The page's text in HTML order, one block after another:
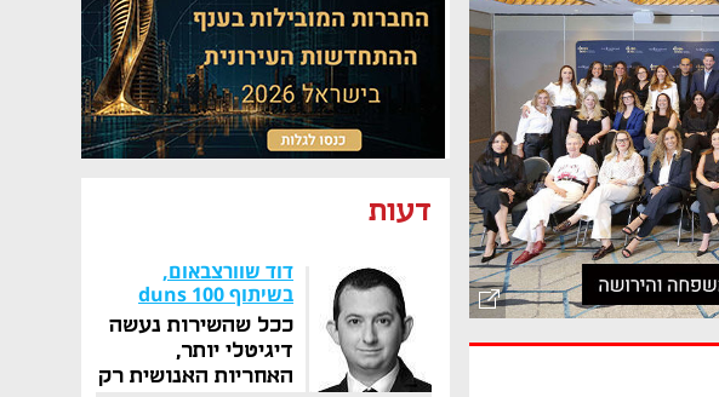
דעות
דוד שוורצבאום,
בשיתוף duns 100
ככל שהשירות נעשה
דיגיטלי יותר,
האחריות האנושית רק